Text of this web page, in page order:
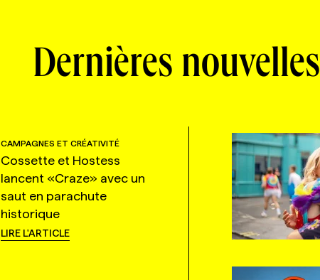
Dernières nouvelles
CAMPAGNES ET CRÉATIVITÉ
Cossette et Hostess
lancent «Craze» avec un
saut en parachute
historique
LIRE L'ARTICLE